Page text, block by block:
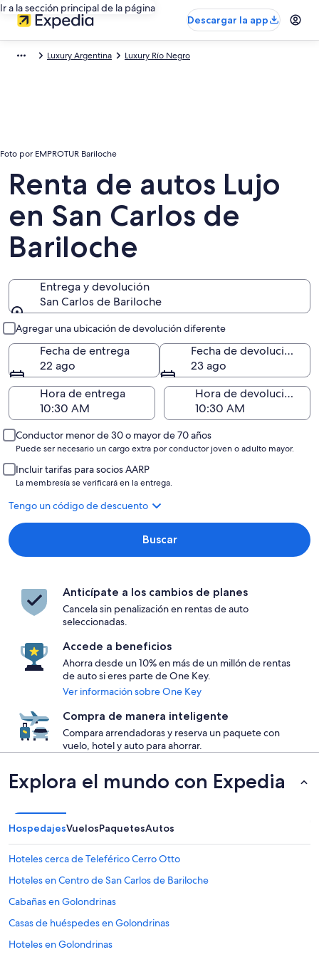
Ir a la sección principal de la página
Descargar la app
Luxury Argentina Luxury Río Negro
Foto por EMPROTUR Bariloche
Renta de autos Lujo
en San Carlos de
Bariloche
Entrega y devolución
San Carlos de Bariloche
Agregar una ubicación de devolución diferente
Fecha de entrega
22 ago
Fecha de devolución
23 ago
Hora de entrega
Hora de devolución
Conductor menor de 30 o mayor de 70 años
Puede ser necesario un cargo extra por conductor joven o adulto mayor.
Incluir tarifas para socios AARP
La membresía se verificará en la entrega.
Tengo un código de descuento
Buscar
Anticípate a los cambios de planes
Cancela sin penalización en rentas de auto
seleccionadas.
Accede a beneficios
Ahorra desde un 10% en más de un millón de rentas
de auto si eres parte de One Key.
Ver información sobre One Key
Compra de manera inteligente
Compara arrendadoras y reserva un paquete con
vuelo, hotel y auto para ahorrar.
Explora el mundo con Expedia
HospedajesVuelosPaquetesAutos
Hoteles cerca de Teleférico Cerro Otto
Hoteles en Centro de San Carlos de Bariloche
Cabañas en Golondrinas
Casas de huéspedes en Golondrinas
Hoteles en Golondrinas